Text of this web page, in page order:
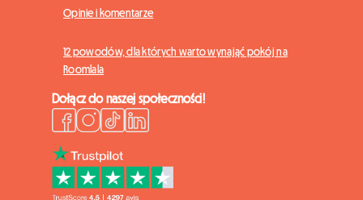
Opinie i komentarze
12 powodów, dla których warto wynająć pokój na
Roomlala
Dołącz do naszej społeczności!